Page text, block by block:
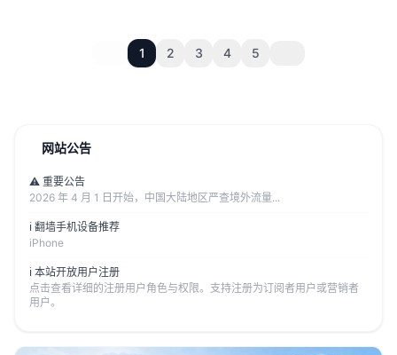
1 2 3 4 5
网站公告
⚠️ 重要公告
2026 年 4 月 1 日开始，中国大陆地区严查境外流量...
ℹ️ 翻墙手机设备推荐
iPhone
ℹ️ 本站开放用户注册
点击查看详细的注册用户角色与权限。支持注册为订阅者用户或营销者
用户。